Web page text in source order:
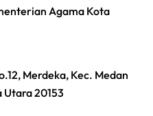
Agama Kota
Merdeka, Kec. Medan
Utara 20153